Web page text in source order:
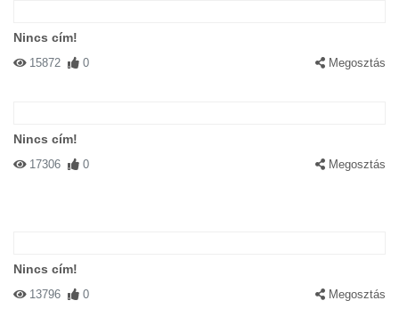
Nincs cím!
15872 0 Megosztás
Nincs cím!
17306 0 Megosztás
Nincs cím!
13796 0 Megosztás